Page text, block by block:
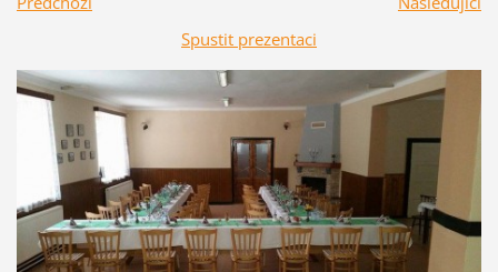
Spustit prezentaci